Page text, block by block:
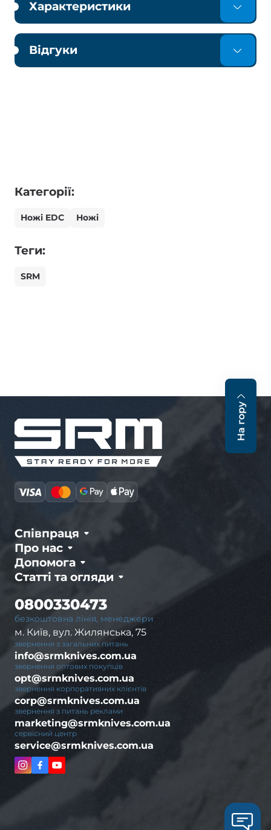
Характеристики
Відгуки
Категорії:
Ножі EDC Ножі
Теги:
SRM
На гору
Про нас
Співпраця
Статті та огляди
Допомога
безкоштовна лінія, менеджери
0800330473
м. Київ, вул. Жилянська, 75
звернення з загальних питань
info@srmknives.com.ua
звернення оптових покупців
opt@srmknives.com.ua
звернення корпоративних клієнтів
corp@srmknives.com.ua
звернення з питань реклами
marketing@srmknives.com.ua
сервісний центр
service@srmknives.com.ua